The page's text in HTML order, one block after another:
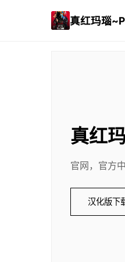
真红玛瑙
真红
官网，官方
汉化版下